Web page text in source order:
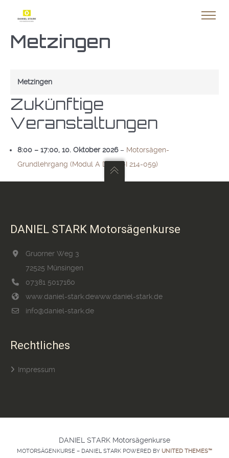
Metzingen
Metzingen
Zukünftige
Veranstaltungen
8:00 – 17:00, 10. Oktober 2026– Motorsägen-
Grundlehrgang (Modul A DGUV-I 214-059)
DANIEL STARK Motorsägenkurse
Gruorner Weg 3
72525 Münsingen
07381 5017160
www.daniel-stark.dewww.daniel-stark.de
info@daniel-stark.de
Rechtliches
Impressum
DANIEL STARK Motorsägenkurse
MOTORSÄGENKURSE – DANIEL STARK POWERED BY UNITED THEMES™